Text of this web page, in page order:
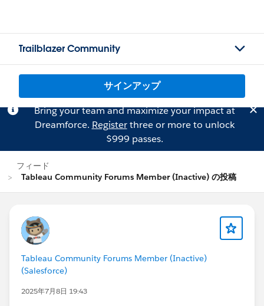
Trailblazer Community
サインアップ
Bring your team and maximize your impact at
Dreamforce. Registerthree or more to unlock
$999 passes.
フィード
Tableau Community Forums Member (Inactive) の投稿
Tableau Community Forums Member (Inactive)
(Salesforce)
2025年7月8日 19:43